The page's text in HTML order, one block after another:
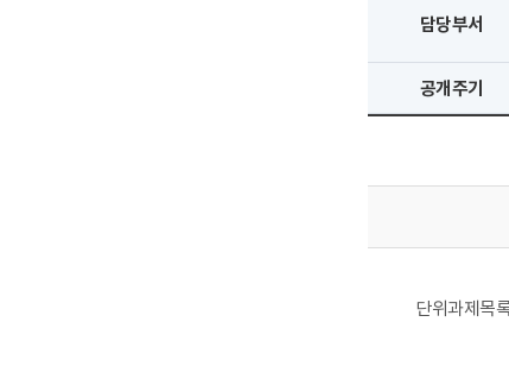
담당부서
공개주기
단위과제목